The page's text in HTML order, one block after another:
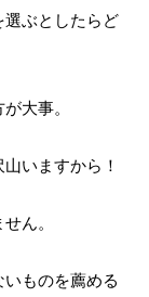
選ぶとしたらど
大事。
いますから！
ん。
ものを薦める